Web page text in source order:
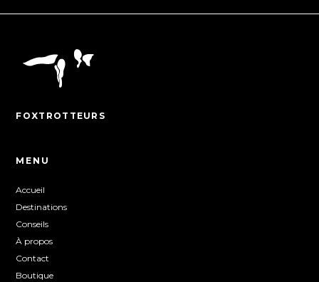
FOXTROTTEURS
MENU
Accueil
Destinations
Conseils
À propos
Contact
Boutique